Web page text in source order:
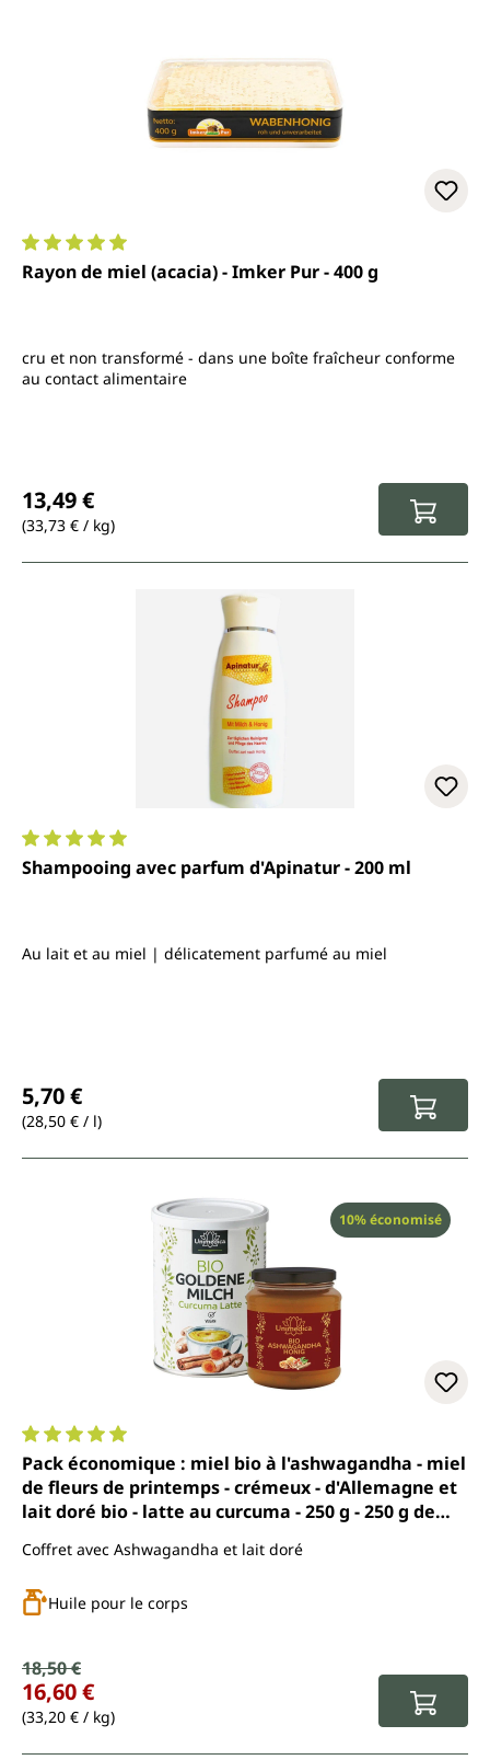
Note moyenne de 5 sur 5 étoiles
Rayon de miel (acacia) - Imker Pur - 400 g
cru et non transformé - dans une boîte fraîcheur conforme
au contact alimentaire
13,49 €
(33,73 € / kg)
Note moyenne de 5 sur 5 étoiles
Shampooing avec parfum d'Apinatur - 200 ml
Au lait et au miel | délicatement parfumé au miel
5,70 €
(28,50 € / l)
Réduction
10% économisé
Note moyenne de 5 sur 5 étoiles
Pack économique : miel bio à l'ashwagandha - miel
de fleurs de printemps - crémeux - d'Allemagne et
lait doré bio - latte au curcuma - 250 g - 250 g de
Coffret avec Ashwagandha et lait doré
Huile pour le corps
Prix de vente :
Prix régulier :
18,50 €
16,60 €
(33,20 € / kg)